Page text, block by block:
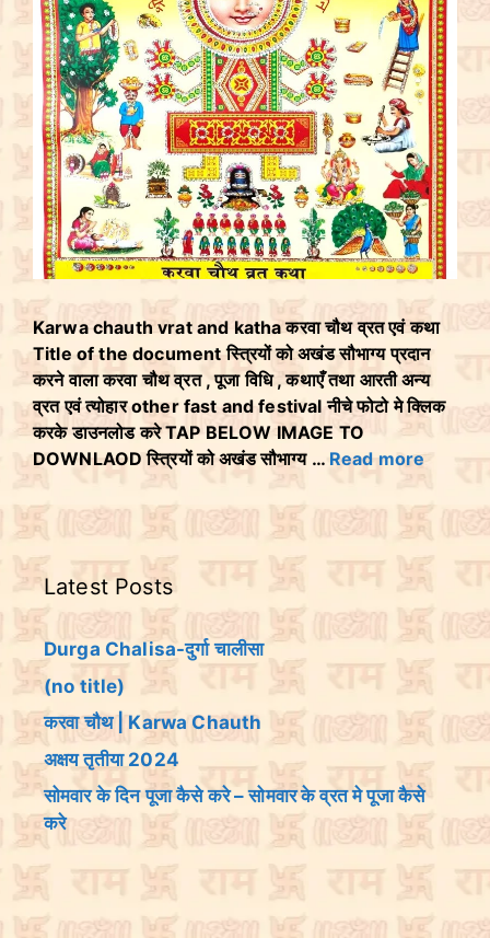
Karwa chauth vrat and katha करवा चौथ व्रत एवं कथा
Title of the document स्त्रियों को अखंड सौभाग्य प्रदान
करने वाला करवा चौथ व्रत , पूजा विधि , कथाएँ तथा आरती अन्य
व्रत एवं त्योहार other fast and festival नीचे फोटो मे क्लिक
करके डाउनलोड करे TAP BELOW IMAGE TO
DOWNLAOD स्त्रियों को अखंड सौभाग्य … Read more
Latest Posts
Durga Chalisa-दुर्गा चालीसा
(no title)
करवा चौथ | Karwa Chauth
अक्षय तृतीया 2024
सोमवार के दिन पूजा कैसे करे – सोमवार के व्रत मे पूजा कैसे
करे